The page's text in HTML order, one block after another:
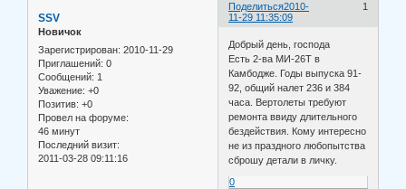
Поделиться 1
2010-
11-29 11:35:09
SSV
Новичок
Зарегистрирован: 2010-11-29
Приглашений: 0
Сообщений: 1
Уважение: +0
Позитив: +0
Провел на форуме:
46 минут
Последний визит:
2011-03-28 09:11:16
Добрый день, господа
Есть 2-ва МИ-26Т в
Камбодже. Годы выпуска 91-
92, общий налет 236 и 384
часа. Вертолеты требуют
ремонта ввиду длительного
бездействия. Кому интересно
не из праздного любопытства
сброшу детали в личку.
0